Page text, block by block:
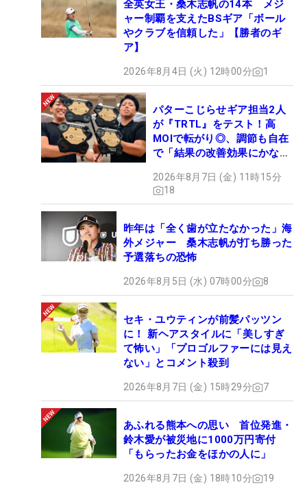
全英女王・桑木志帆の14本 メジ
ャー制覇を支えたBSギア「ボール
やクラブを信頼した」【勝者のギ
ア】
2026年8月4日 (火) 12時00分 1
パターこじらせギア担当2人
が『TRTL』をテスト！高
MOIで転がり◎、調節も自在
で「結果の改善効果にかなり
2026年8月7日 (金) 11時15分
18
昨年は「全く歯が立たなかった」海
外メジャー 桑木志帆が打ち勝った
予選落ちの恐怖
2026年8月5日 (水) 07時00分 8
セキ・ユウティンが前髪パッツン
に！ 新ヘアスタイルに「美しすぎ
て怖い」「プロゴルファーには見え
ない」とコメント殺到
2026年8月7日 (金) 15時29分 7
あふれる熊本への思い 首位発進・
鈴木愛が被災地に1000万円寄付
「もらったお金をほかの人に」
2026年8月7日 (金) 18時10分 19